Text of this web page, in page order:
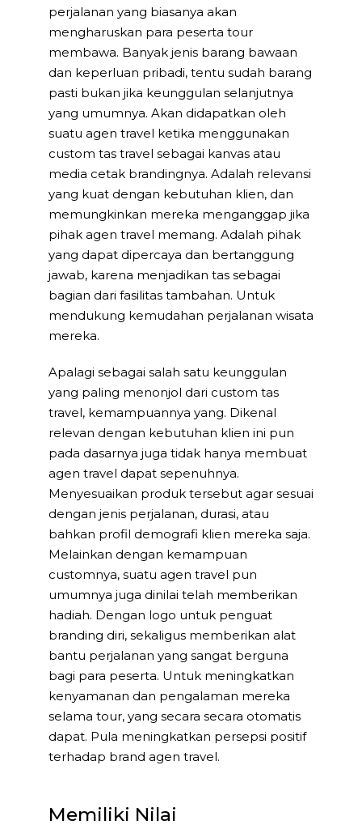
perjalanan yang biasanya akan
mengharuskan para peserta tour
membawa. Banyak jenis barang bawaan
dan keperluan pribadi, tentu sudah barang
pasti bukan jika keunggulan selanjutnya
yang umumnya. Akan didapatkan oleh
suatu agen travel ketika menggunakan
custom tas travel sebagai kanvas atau
media cetak brandingnya. Adalah relevansi
yang kuat dengan kebutuhan klien, dan
memungkinkan mereka menganggap jika
pihak agen travel memang. Adalah pihak
yang dapat dipercaya dan bertanggung
jawab, karena menjadikan tas sebagai
bagian dari fasilitas tambahan. Untuk
mendukung kemudahan perjalanan wisata
mereka.
Apalagi sebagai salah satu keunggulan
yang paling menonjol dari custom tas
travel, kemampuannya yang. Dikenal
relevan dengan kebutuhan klien ini pun
pada dasarnya juga tidak hanya membuat
agen travel dapat sepenuhnya.
Menyesuaikan produk tersebut agar sesuai
dengan jenis perjalanan, durasi, atau
bahkan profil demografi klien mereka saja.
Melainkan dengan kemampuan
customnya, suatu agen travel pun
umumnya juga dinilai telah memberikan
hadiah. Dengan logo untuk penguat
branding diri, sekaligus memberikan alat
bantu perjalanan yang sangat berguna
bagi para peserta. Untuk meningkatkan
kenyamanan dan pengalaman mereka
selama tour, yang secara secara otomatis
dapat. Pula meningkatkan persepsi positif
terhadap brand agen travel.
Memiliki Nilai